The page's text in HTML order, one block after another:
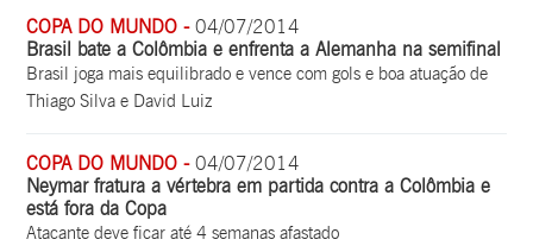
COPA DO MUNDO -04/07/2014
Brasil bate a Colômbia e enfrenta a Alemanha na semifinal
Brasil joga mais equilibrado e vence com gols e boa atuação de
Thiago Silva e David Luiz
COPA DO MUNDO -04/07/2014
Neymar fratura a vértebra em partida contra a Colômbia e
está fora da Copa
Atacante deve ficar até 4 semanas afastado